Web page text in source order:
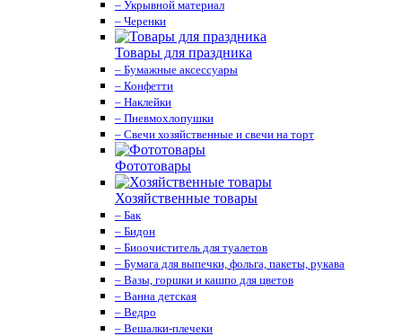
– Укрывной материал
– Черенки
Товары для праздника
– Бумажные аксессуары
– Конфетти
– Наклейки
– Пневмохлопушки
– Свечи хозяйственные и свечи на торт
Фототовары
Хозяйственные товары
– Бак
– Бидон
– Биоочиститель для туалетов
– Бумага для выпечки, фольга, пакеты, рукава
– Вазы, горшки и кашпо для цветов
– Ванна детская
– Ведро
– Вешалки-плечеки